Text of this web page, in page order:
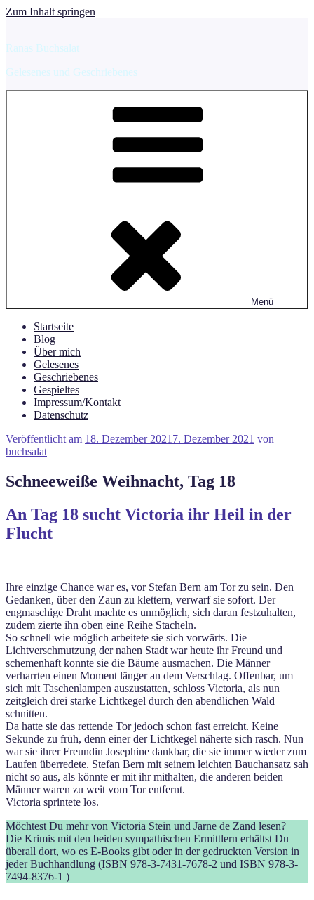
Zum Inhalt springen
Ranas Buchsalat
Gelesenes und Geschriebenes
Menü
Startseite
Blog
Über mich
Gelesenes
Geschriebenes
Gespieltes
Impressum/Kontakt
Datenschutz
Veröffentlicht am 18. Dezember 2021 7. Dezember 2021 von
buchsalat
Schneeweiße Weihnacht, Tag 18
An Tag 18 sucht Victoria ihr Heil in der
Flucht
Ihre einzige Chance war es, vor Stefan Bern am Tor zu sein. Den
Gedanken, über den Zaun zu klettern, verwarf sie sofort. Der
engmaschige Draht machte es unmöglich, sich daran festzuhalten,
zudem zierte ihn oben eine Reihe Stacheln.
So schnell wie möglich arbeitete sie sich vorwärts. Die
Lichtverschmutzung der nahen Stadt war heute ihr Freund und
schemenhaft konnte sie die Bäume ausmachen. Die Männer
verharrten einen Moment länger an dem Verschlag. Offenbar, um
sich mit Taschenlampen auszustatten, schloss Victoria, als nun
zeitgleich drei starke Lichtkegel durch den abendlichen Wald
schnitten.
Da hatte sie das rettende Tor jedoch schon fast erreicht. Keine
Sekunde zu früh, denn einer der Lichtkegel näherte sich rasch. Nun
war sie ihrer Freundin Josephine dankbar, die sie immer wieder zum
Laufen überredete. Stefan Bern mit seinem leichten Bauchansatz sah
nicht so aus, als könnte er mit ihr mithalten, die anderen beiden
Männer waren zu weit vom Tor entfernt.
Victoria sprintete los.
Möchtest Du mehr von Victoria Stein und Jarne de Zand lesen?
Die Krimis mit den beiden sympathischen Ermittlern erhältst Du
überall dort, wo es E-Books gibt oder in der gedruckten Version in
jeder Buchhandlung (ISBN 978-3-7431-7678-2 und ISBN 978-3-
7494-8376-1 )